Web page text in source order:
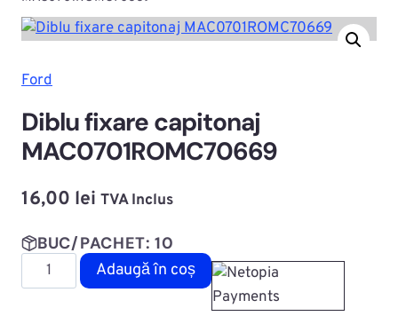
Ford
Diblu fixare capitonaj
MAC0701ROMC70669
16,00 lei TVA Inclus
BUC/PACHET: 10
Cantitate
Diblu
Adaugă în coș